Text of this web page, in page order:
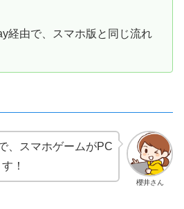
経由で、スマホ版と同じ流れ
櫻井さん
、スマホゲームがPC
！